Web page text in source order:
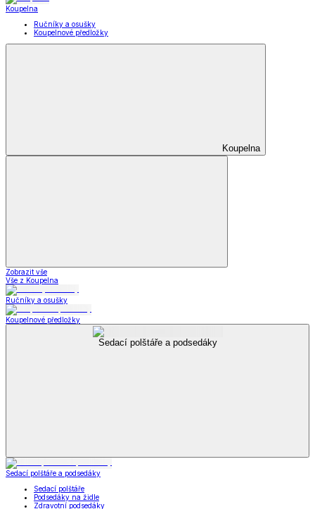
Koupelna
Ručníky a osušky
Koupelnové předložky
Koupelna
Zobrazit vše
Vše z Koupelna
Ručníky a osušky
Koupelnové předložky
Sedací polštáře a podsedáky
Sedací polštáře a podsedáky
Sedací polštáře
Podsedáky na židle
Zdravotní podsedáky